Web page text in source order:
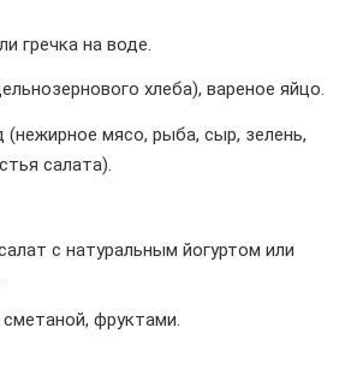
гречка на воде.
хлеба), вареное яйцо.
(нежирное мясо, рыба, сыр, зелень,
салата).
с натуральным йогуртом или
фруктами.